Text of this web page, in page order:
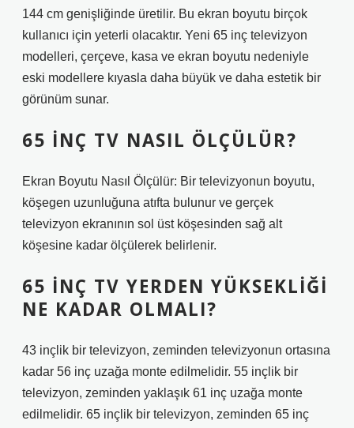
144 cm genişliğinde üretilir. Bu ekran boyutu birçok
kullanıcı için yeterli olacaktır. Yeni 65 inç televizyon
modelleri, çerçeve, kasa ve ekran boyutu nedeniyle
eski modellere kıyasla daha büyük ve daha estetik bir
görünüm sunar.
65 INÇ TV NASIL ÖLÇÜLÜR?
Ekran Boyutu Nasıl Ölçülür: Bir televizyonun boyutu,
köşegen uzunluğuna atıfta bulunur ve gerçek
televizyon ekranının sol üst köşesinden sağ alt
köşesine kadar ölçülerek belirlenir.
65 INÇ TV YERDEN YÜKSEKLIĞI
NE KADAR OLMALI?
43 inçlik bir televizyon, zeminden televizyonun ortasına
kadar 56 inç uzağa monte edilmelidir. 55 inçlik bir
televizyon, zeminden yaklaşık 61 inç uzağa monte
edilmelidir. 65 inçlik bir televizyon, zeminden 65 inç